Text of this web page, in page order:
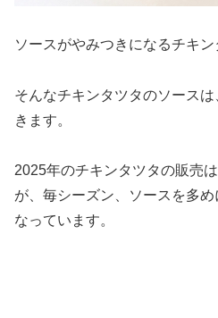
ソースがやみつきになるチキン
そんなチキンタツタのソース
きます。
2025年のチキンタツタの販売
が、毎シーズン、ソースを多
なっています。